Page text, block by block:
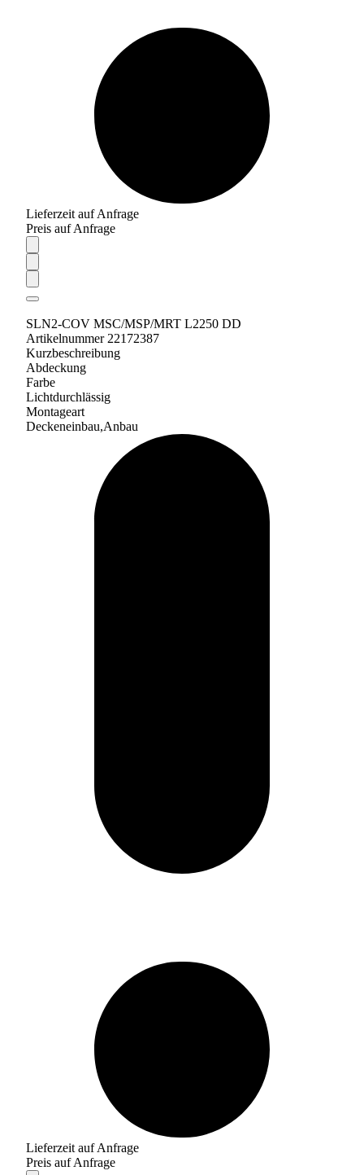
Lieferzeit auf Anfrage
Preis auf Anfrage
SLN2-COV MSC/MSP/MRT L2250 DD
Artikelnummer 22172387
Kurzbeschreibung
Abdeckung
Farbe
Lichtdurchlässig
Montageart
Deckeneinbau,Anbau
Lieferzeit auf Anfrage
Preis auf Anfrage